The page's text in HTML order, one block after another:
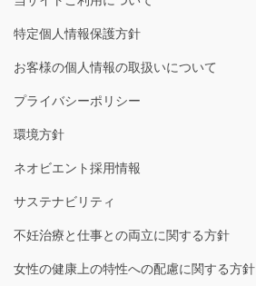
特定個人情報保護方針
お客様の個人情報の取扱いについて
プライバシーポリシー
環境方針
ネオビエント採用情報
サステナビリティ
不妊治療と仕事との両立に関する方針
女性の健康上の特性への配慮に関する方針